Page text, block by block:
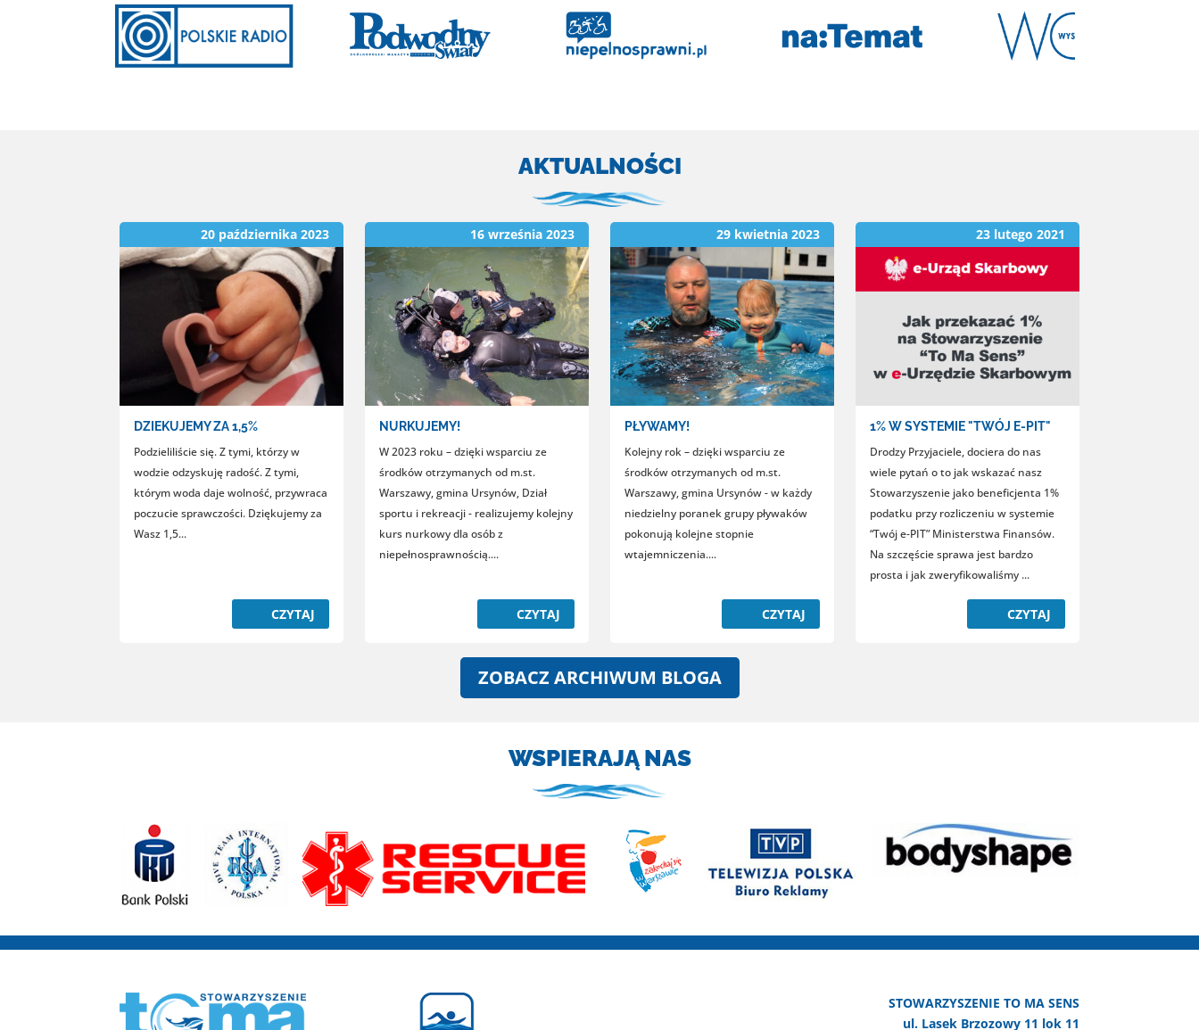
AKTUALNOŚCI
20 października 2023
DZIEKUJEMY ZA 1,5%
Podzieliliście się. Z tymi, którzy w
wodzie odzyskuję radość. Z tymi,
którym woda daje wolność, przywraca
poczucie sprawczości. Dziękujemy za
Wasz 1,5...
CZYTAJ
16 września 2023
NURKUJEMY!
W 2023 roku – dzięki wsparciu ze
środków otrzymanych od m.st.
Warszawy, gmina Ursynów, Dział
sportu i rekreacji - realizujemy kolejny
kurs nurkowy dla osób z
niepełnosprawnością....
CZYTAJ
29 kwietnia 2023
PŁYWAMY!
Kolejny rok – dzięki wsparciu ze
środków otrzymanych od m.st.
Warszawy, gmina Ursynów - w każdy
niedzielny poranek grupy pływaków
pokonują kolejne stopnie
wtajemniczenia....
CZYTAJ
23 lutego 2021
1% W SYSTEMIE "TWÓJ E-PIT"
Drodzy Przyjaciele, dociera do nas
wiele pytań o to jak wskazać nasz
Stowarzyszenie jako beneficjenta 1%
podatku przy rozliczeniu w systemie
“Twój e-PIT” Ministerstwa Finansów.
Na szczęście sprawa jest bardzo
prosta i jak zweryfikowaliśmy ...
CZYTAJ
ZOBACZ ARCHIWUM BLOGA
WSPIERAJĄ NAS
STOWARZYSZENIE TO MA SENS
ul. Lasek Brzozowy 11 lok 11